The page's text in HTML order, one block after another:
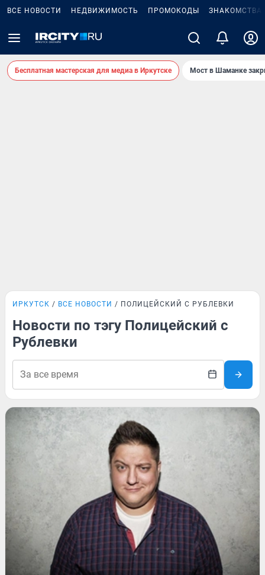
ВСЕ НОВОСТИ НЕДВИЖИМОСТЬ ПРОМОКОДЫ ЗНАКОМСТВА
Бесплатная мастерская для медиа в Иркутске Мост в Шаманке
ИРКУТСК ВСЕ НОВОСТИ ПОЛИЦЕЙСКИЙ С РУБЛЕВКИ
Новости по тэгу Полицейский с
Рублевки